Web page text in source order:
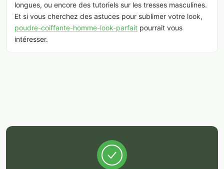
longues, ou encore des tutoriels sur les tresses masculines.
Et si vous cherchez des astuces pour sublimer votre look,
poudre-coiffante-homme-look-parfait pourrait vous
intéresser.